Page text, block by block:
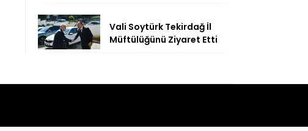
Vali Soytürk Tekirdağ İl
Müftülüğünü Ziyaret Etti